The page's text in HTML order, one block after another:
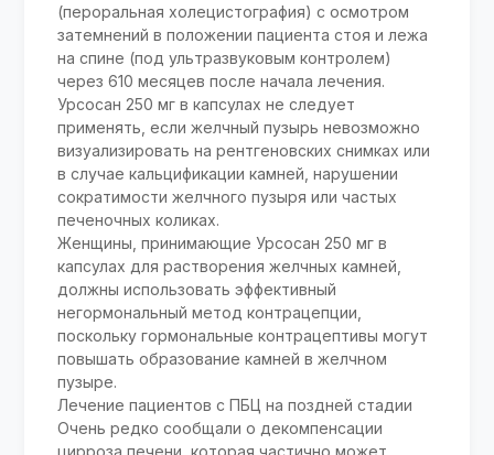
(пероральная холецистография) с осмотром
затемнений в положении пациента стоя и лежа
на спине (под ультразвуковым контролем)
через 610 месяцев после начала лечения.
Урсосан 250 мг в капсулах не следует
применять, если желчный пузырь невозможно
визуализировать на рентгеновских снимках или
в случае кальцификации камней, нарушении
сократимости желчного пузыря или частых
печеночных коликах.
Женщины, принимающие Урсосан 250 мг в
капсулах для растворения желчных камней,
должны использовать эффективный
негормональный метод контрацепции,
поскольку гормональные контрацептивы могут
повышать образование камней в желчном
пузыре.
Лечение пациентов с ПБЦ на поздней стадии
Очень редко сообщали о декомпенсации